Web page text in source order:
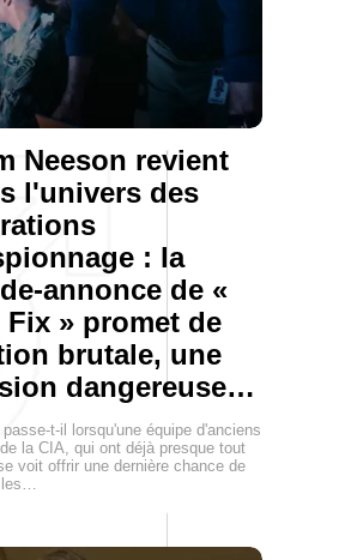
Neeson revient
l'univers des
: la
annonce de «
Fix » promet de
brutale, une
dangereuse…
t-il lorsqu'une équipe d'anciens
la CIA, qui ont déjà presque tout
voit offrir une dernière chance de